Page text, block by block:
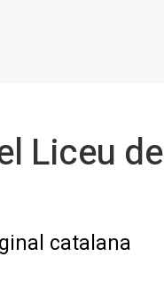
Liceu de
catalana